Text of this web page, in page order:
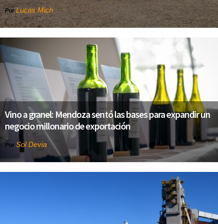
PorLucas Mich
Vino a granel: Mendoza sentó las bases para expandir un
negocio millonario de exportación
Por Sol Devia